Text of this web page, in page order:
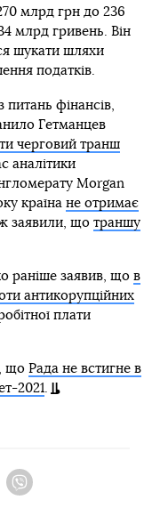
млрд грн до 236
млрд гривень. Він
шукати шляхи
податків.
питань фінансів,
Гетманцев
черговий транш
аналітики
Morgan
країна не отримає
заявили, що траншу
раніше заявив, що в
антикорупційних
плати
що Рада не встигне в
2021.